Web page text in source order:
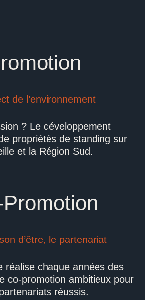
de l’environnement
? Le développement
propriétés de standing sur
et la Région Sud.
d’être, le partenariat
réalise chaque années des
co-promotion ambitieux pour
réussis.